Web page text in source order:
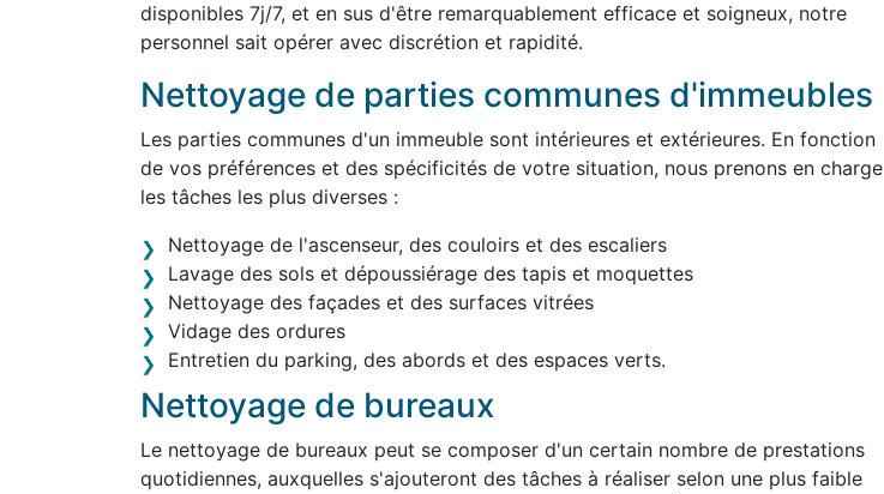
disponibles 7j/7, et en sus d'être remarquablement efficace et soigneux, notre
personnel sait opérer avec discrétion et rapidité.
Nettoyage de parties communes d'immeubles
Les parties communes d'un immeuble sont intérieures et extérieures. En fonction
de vos préférences et des spécificités de votre situation, nous prenons en charge
les tâches les plus diverses :
Nettoyage de l'ascenseur, des couloirs et des escaliers
Lavage des sols et dépoussiérage des tapis et moquettes
Nettoyage des façades et des surfaces vitrées
Vidage des ordures
Entretien du parking, des abords et des espaces verts.
Nettoyage de bureaux
Le nettoyage de bureaux peut se composer d'un certain nombre de prestations
quotidiennes, auxquelles s'ajouteront des tâches à réaliser selon une plus faible